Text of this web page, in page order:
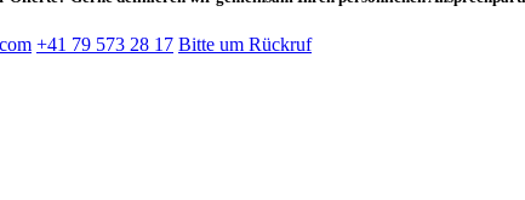
+41 79 573 28 17 Bitte um Rückruf